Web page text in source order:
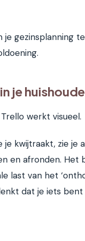
je gezinsplanning te
je
werkt visueel.
kwijtraakt, zie je
en afronden. Het
last van het
dat je iets